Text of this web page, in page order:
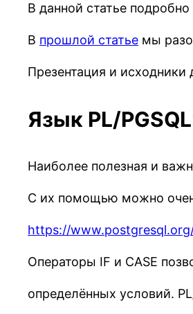
В данной статье
В прошлой статье мы
Презентация и исходники
Язык PL/
Наиболее полезная и
С их помощью можно
https://
Операторы IF и CASE
определённых условий.